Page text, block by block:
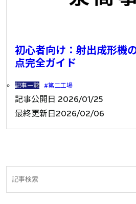
初心者向け：射出成形機
点完全ガイド
記事一覧 第二工場
記事公開日 2026/01/25
最終更新日2026/02/06